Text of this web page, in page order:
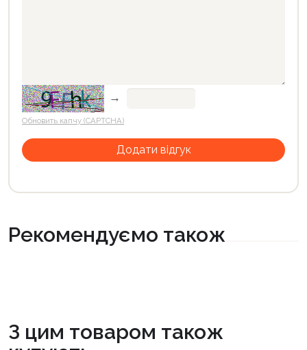
→
Обновить капчу (CAPTCHA)
Рекомендуємо також
З цим товаром також